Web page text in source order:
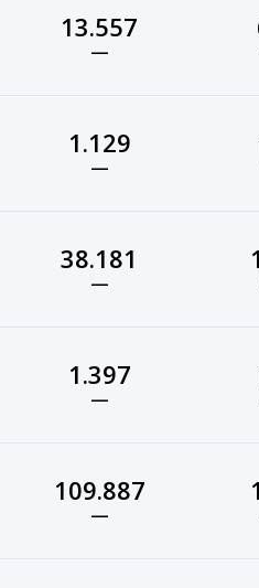
13.557
—
1.129
—
38.181
—
1.397
—
109.887
—